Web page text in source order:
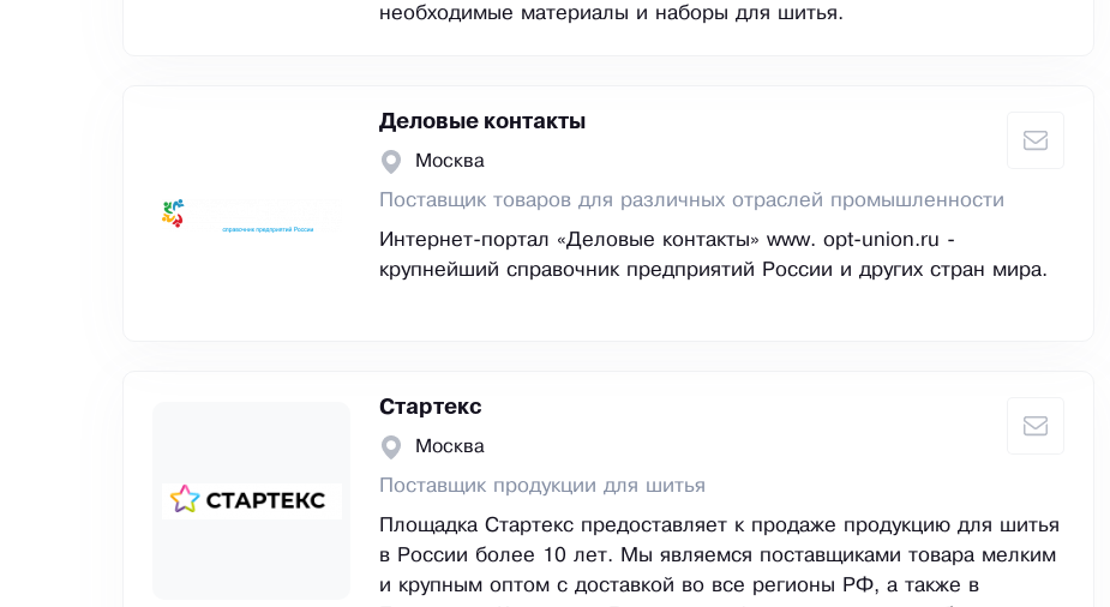
необходимые материалы и наборы для шитья.
Деловые контакты
Москва
Поставщик товаров для различных отраслей промышленности
Интернет-портал «Деловые контакты» www. opt-union.ru -
крупнейший справочник предприятий России и других стран мира.
Стартекс
Москва
Поставщик продукции для шитья
Площадка Стартекс предоставляет к продаже продукцию для шитья
в России более 10 лет. Мы являемся поставщиками товара мелким
и крупным оптом с доставкой во все регионы РФ, а также в